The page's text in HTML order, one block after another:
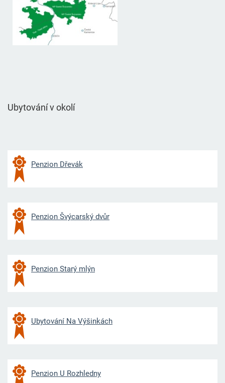
Ubytování v okolí
Penzion Dřevák
Penzion Švýcarský dvůr
Penzion Starý mlýn
Ubytování Na Výšinkách
Penzion U Rozhledny